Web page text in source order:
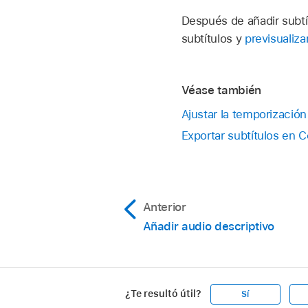
Eliminar un archivo
archivo de
En el área de lotede
Después de añadir
subtítulos y
Véase también
Ajustar la
Exportar subtítulos en
Anterior
Añadir audio descriptivo
¿Te resultó útil? Sí